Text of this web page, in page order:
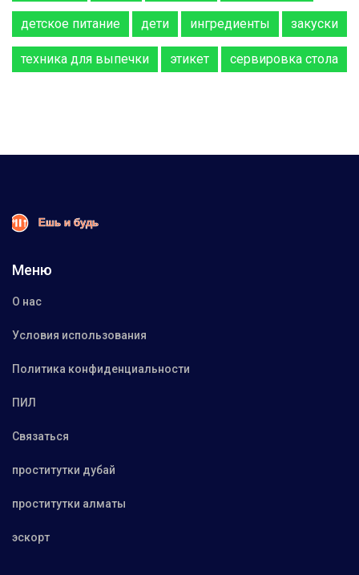
детское питание дети ингредиенты закуски
техника для выпечки этикет сервировка стола
Меню
О нас
Условия использования
Политика конфиденциальности
ПИЛ
Связаться
проститутки дубай
проститутки алматы
эскорт